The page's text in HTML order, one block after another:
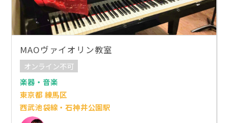
MAOヴァイオリン教室
オンライン不可
楽器・音楽
東京都 練馬区
西武池袋線・石神井公園駅